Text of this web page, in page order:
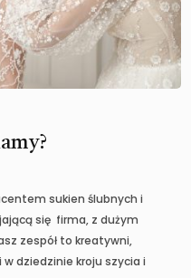
sukien ślubnych i
się firma, z dużym
zespół to kreatywni,
dziedzinie kroju szycia i